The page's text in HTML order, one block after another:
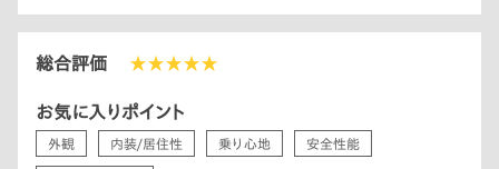
総合評価 ★★★★★
お気に入りポイント
外観 内装/居住性 乗り心地 安全性能